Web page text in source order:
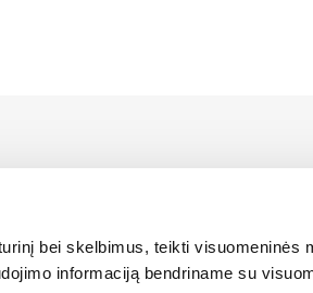
bei skelbimus, teikti visuomeninės
informaciją bendriname su
SĪKDATŅU IZMANTOŠANA
LIETOŠANAS NOTEIKUMI